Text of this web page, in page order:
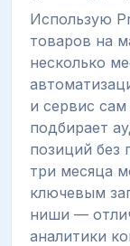
Использую
товаров на
несколько
и сервис
подбирает
позиций без
три месяца
ключевым
ниши —
аналитики